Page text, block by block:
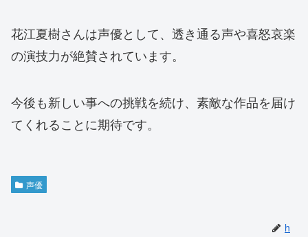
花江夏樹さんは声優として、透き通る声や喜怒哀楽
の演技力が絶賛されています。
今後も新しい事への挑戦を続け、素敵な作品を届け
てくれることに期待です。
声優
h